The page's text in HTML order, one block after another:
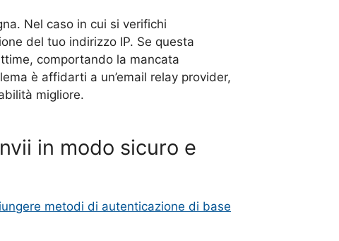
Nel caso in cui si verifichi
del tuo indirizzo IP. Se questa
comportando la mancata
è affidarti a un’email relay provider,
migliore.
in modo sicuro e
metodi di autenticazione di base